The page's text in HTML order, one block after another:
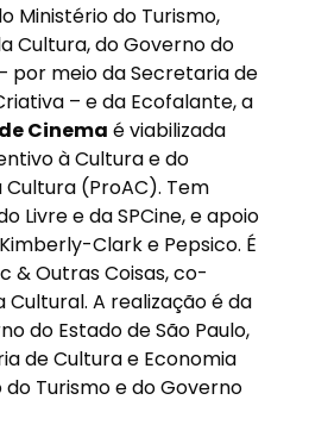
Ministério do Turismo,
Cultura, do Governo do
por meio da Secretaria de
– e da Ecofalante, a
Cinema é viabilizada
à Cultura e do
(ProAC). Tem
Livre e da SPCine, e apoio
Clark e Pepsico. É
& Outras Coisas, co-
A realização é da
do Estado de São Paulo,
de Cultura e Economia
Turismo e do Governo